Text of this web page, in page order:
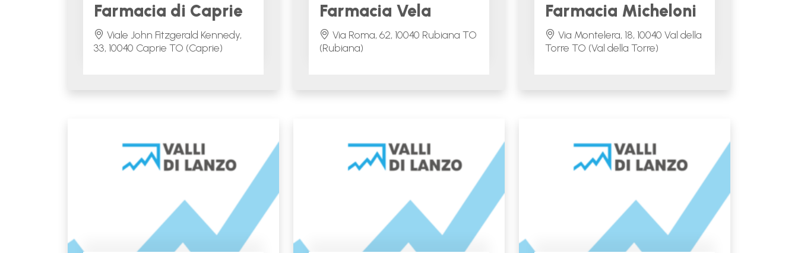
Farmacia di Caprie
Viale John Fitzgerald Kennedy,
33, 10040 Caprie TO (Caprie)
Farmacia Vela
Via Roma, 62, 10040 Rubiana TO
(Rubiana)
Farmacia Micheloni
Via Montelera, 18, 10040 Val della
Torre TO (Val della Torre)